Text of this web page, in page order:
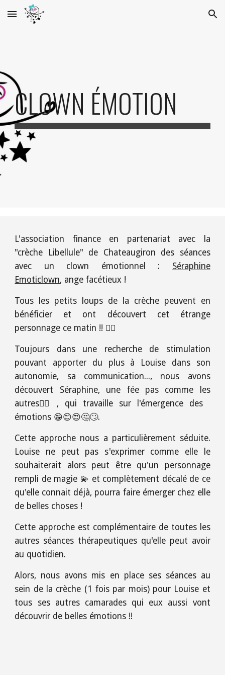
Skip to main content Skip to navigation
CLOWN ÉMOTION
L'association finance en partenariat avec la
"crèche Libellule" de Chateaugiron des séances
avec un clown émotionnel : Séraphine
Emoticlown, ange facétieux !
Tous les petits loups de la crèche peuvent en
bénéficier et ont découvert cet étrange
personnage ce matin !! 🧚‍♀️
Toujours dans une recherche de stimulation
pouvant apporter du plus à Louise dans son
autonomie, sa communication..., nous avons
découvert Séraphine, une fée pas comme les
autres🧚‍♀️, qui travaille sur l'émergence des
émotions 😁😊😍🤔🙄.
Cette approche nous a particulièrement séduite.
Louise ne peut pas s'exprimer comme elle le
souhaiterait alors peut être qu'un personnage
rempli de magie 💫 et complètement décalé de ce
qu'elle connait déjà, pourra faire émerger chez elle
de belles choses !
Cette approche est complémentaire de toutes les
autres séances thérapeutiques qu'elle peut avoir
au quotidien.
Alors, nous avons mis en place ses séances au
sein de la crèche (1 fois par mois) pour Louise et
tous ses autres camarades qui eux aussi vont
découvrir de belles émotions !!